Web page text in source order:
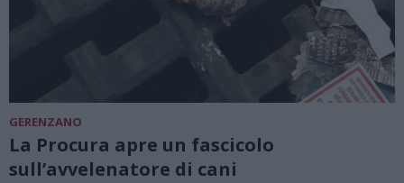
GERENZANO
La Procura apre un fascicolo
sull’avvelenatore di cani